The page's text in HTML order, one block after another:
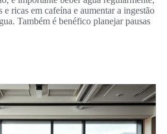
ricas em cafeína e aumentar a ingestão
Também é benéfico planejar pausas